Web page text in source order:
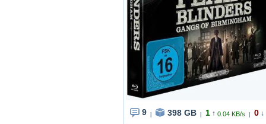
9 398 GB 1 ↑ 0.04 KB/s 0 ↓